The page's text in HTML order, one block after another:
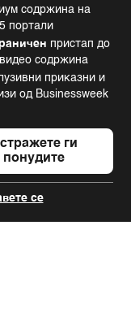
содржина на
портали
пристап до
видео содржина
приказни и
од Businessweek
ги
понудите
се
BLOOMBERG and the
and service marks of
with permission
Property